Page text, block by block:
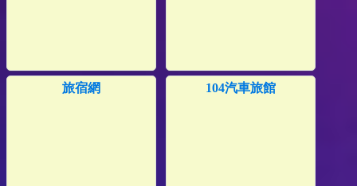
旅宿網 104汽車旅館